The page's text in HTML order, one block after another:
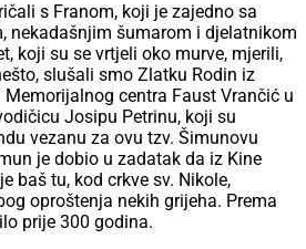
s Franom, koji je zajedno sa
nekadašnjim šumarom i djelatnikom
koji su se vrtjeli oko murve, mjerili,
slušali smo Zlatku Rodin iz
centra Faust Vrančić u
Josipu Petrinu, koji su
vezanu za ovu tzv. Šimunovu
je dobio u zadatak da iz Kine
baš tu, kod crkve sv. Nikole,
oproštenja nekih grijeha. Prema
prije 300 godina.